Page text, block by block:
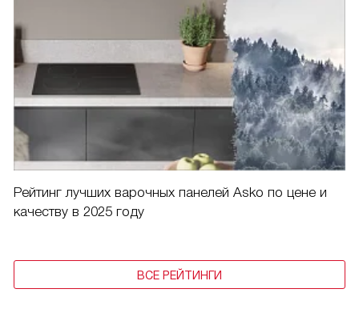
Рейтинг лучших варочных панелей Asko по цене и
качеству в 2025 году
ВСЕ РЕЙТИНГИ